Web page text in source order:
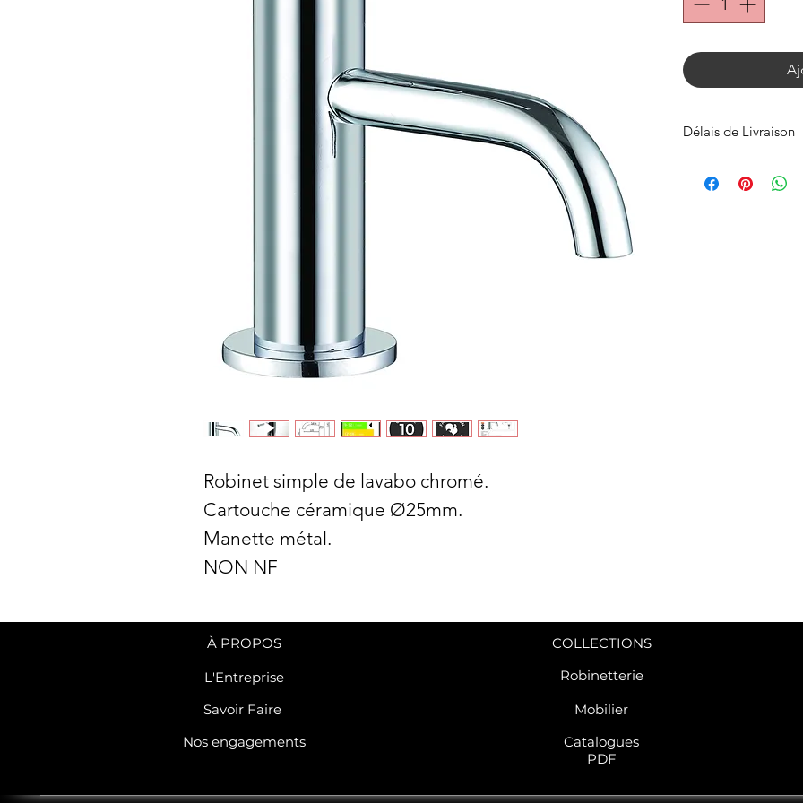
Robinet simple de lavabo chromé.
Cartouche céramique Ø25mm.
Manette métal.
NON NF
Délais de Livraison
À PROPOS
L'Entreprise
Savoir Faire
Nos engagements
COLLECTIONS
Robinetterie
Mobilier
Catalogues
PDF